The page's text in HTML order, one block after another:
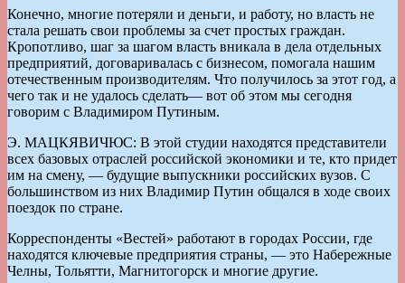
Конечно, многие потеряли и деньги, и работу, но власть не
стала решать свои проблемы за счет простых граждан.
Кропотливо, шаг за шагом власть вникала в дела отдельных
предприятий, договаривалась с бизнесом, помогала нашим
отечественным производителям. Что получилось за этот год, а
чего так и не удалось сделать— вот об этом мы сегодня
говорим с Владимиром Путиным.
Э. МАЦКЯВИЧЮС: В этой студии находятся представители
всех базовых отраслей российской экономики и те, кто придет
им на смену, — будущие выпускники российских вузов. С
большинством из них Владимир Путин общался в ходе своих
поездок по стране.
Корреспонденты «Вестей» работают в городах России, где
находятся ключевые предприятия страны, — это Набережные
Челны, Тольятти, Магнитогорск и многие другие.